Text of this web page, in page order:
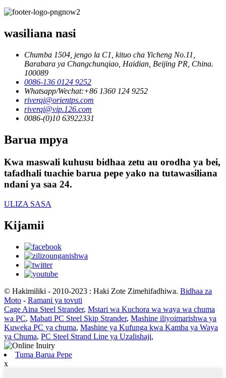
wasiliana nasi
Chumba 1504, jengo la C1, kituo cha Yicheng No.11,
Barabara ya Changchunqiao, Haidian, Beijing PR, China.
100089
0086-136 0124 9252
Whatsapp/Wechat:+86 1360 124 9252
riverqi@orientps.com
riverqi@vip.126.com
0086-(0)10 63922331
Barua mpya
Kwa maswali kuhusu bidhaa zetu au orodha ya bei,
tafadhali tuachie barua pepe yako na tutawasiliana
ndani ya saa 24.
ULIZA SASA
Kijamii
© Hakimiliki - 2010-2023 : Haki Zote Zimehifadhiwa. Bidhaa za
Moto - Ramani ya tovuti
Cage Aina Steel Strander, Mstari wa Kuchora wa waya wa chuma
wa PC, Mabati PC Steel Skip Strander, Mashine iliyoimarishwa ya
Kuweka PC ya chuma, Mashine ya Kufunga kwa Kamba ya Waya
ya Chuma, PC Steel Strand Line ya Uzalishaji,
Tuma Barua Pepe
x